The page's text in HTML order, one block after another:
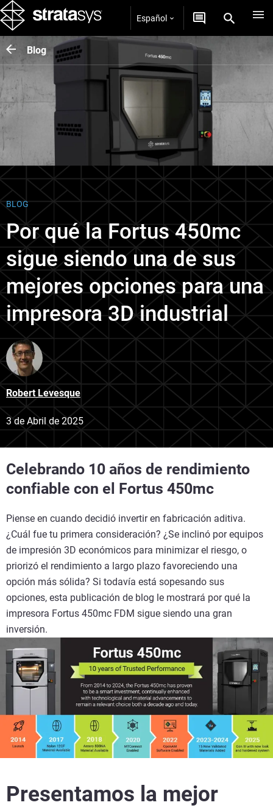
Español
Blog
BLOG
Por qué la Fortus 450mc
sigue siendo una de sus
mejores opciones para una
impresora 3D industrial
Robert Levesque
3 de Abril de 2025
Celebrando 10 años de rendimiento
confiable con el Fortus 450mc
Piense en cuando decidió invertir en fabricación aditiva.
¿Cuál fue tu primera consideración? ¿Se inclinó por equipos
de impresión 3D económicos para minimizar el riesgo, o
priorizó el rendimiento a largo plazo favoreciendo una
opción más sólida? Si todavía está sopesando sus
opciones, esta publicación de blog le mostrará por qué la
impresora Fortus 450mc FDM sigue siendo una gran
inversión.
Presentamos la mejor